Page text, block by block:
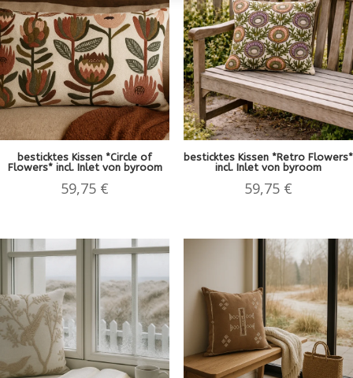
besticktes Kissen *Circle of
Flowers* incl. Inlet von byroom
59,75 €
besticktes Kissen *Retro Flowers*
incl. Inlet von byroom
59,75 €